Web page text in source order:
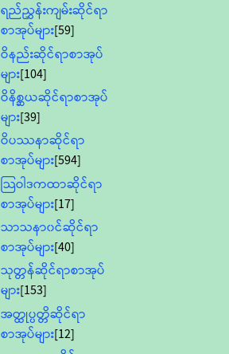
ရည်ညွှန်းကျမ်းဆိုင်ရာ
စာအုပ်များ[59]
ဝိနည်းဆိုင်ရာစာအုပ်
များ[104]
ဝိနိစ္ဆယဆိုင်ရာစာအုပ်
များ[39]
ဝိပဿနာဆိုင်ရာ
စာအုပ်များ[594]
သြဝါဒကထာဆိုင်ရာ
စာအုပ်များ[17]
သာသနာ၀င်ဆိုင်ရာ
စာအုပ်များ[40]
သုတ္တန်ဆိုင်ရာစာအုပ်
များ[153]
အတ္ထုပ္ပတ္တိဆိုင်ရာ
စာအုပ်များ[12]